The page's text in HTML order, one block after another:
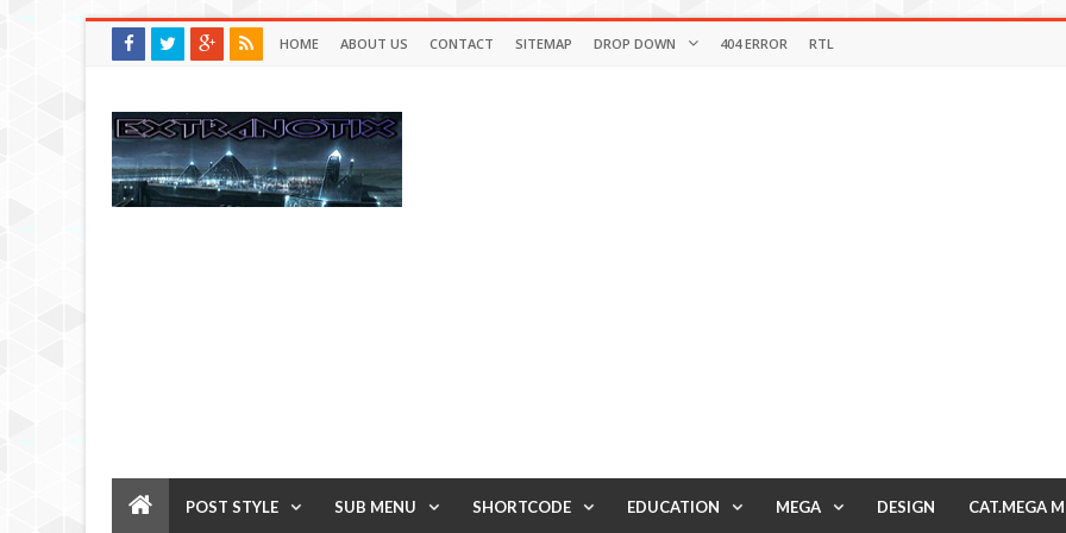
HOME ABOUT US CONTACT SITEMAP DROP DOWN 404 ERROR RTL
POST STYLE SUB MENU SHORTCODE EDUCATION MEGA DESIGN CAT.MEGA